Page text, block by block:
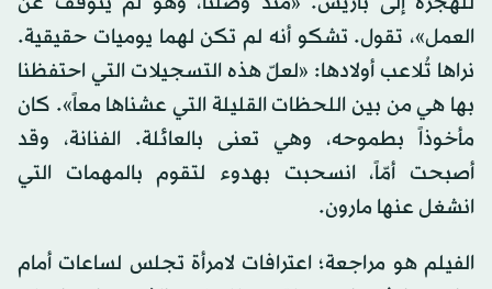
العمل»، تقول. تشكو أنه لم تكن لهما يوميات حقيقية.
نراها تُلاعب أولادها: «لعلّ هذه التسجيلات التي احتفظنا
بها هي من بين اللحظات القليلة التي عشناها معاً». كان
مأخوذاً بطموحه، وهي تعنى بالعائلة. الفنانة، وقد
أصبحت أمّاً، انسحبت بهدوء لتقوم بالمهمات التي
انشغل عنها مارون.
الفيلم هو مراجعة؛ اعترافات لامرأة تجلس لساعات أمام